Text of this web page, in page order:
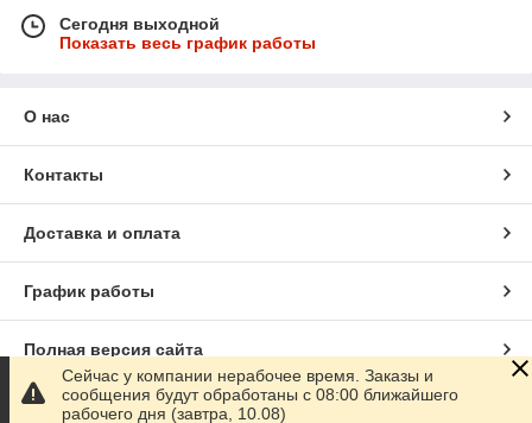
Сегодня выходной
Показать весь график работы
О нас
Контакты
Доставка и оплата
График работы
Полная версия сайта
Сайт создан на маркетплейсеSatu.kz
Сейчас у компании нерабочее время. Заказы и
сообщения будут обработаны с 08:00 ближайшего
рабочего дня (завтра, 10.08)